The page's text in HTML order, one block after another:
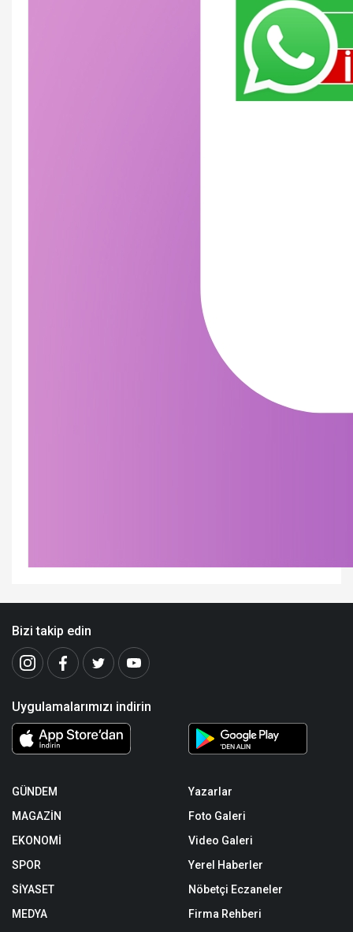
Bizi takip edin
Uygulamalarımızı indirin
GÜNDEM
MAGAZİN
EKONOMİ
SPOR
SİYASET
MEDYA
Yazarlar
Foto Galeri
Video Galeri
Yerel Haberler
Nöbetçi Eczaneler
Firma Rehberi